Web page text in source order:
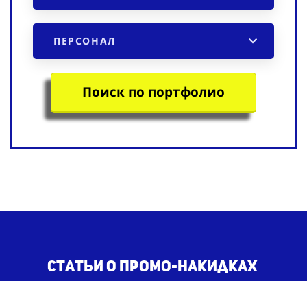
ПЕРСОНАЛ
Поиск по портфолио
Статьи о промо-накидках